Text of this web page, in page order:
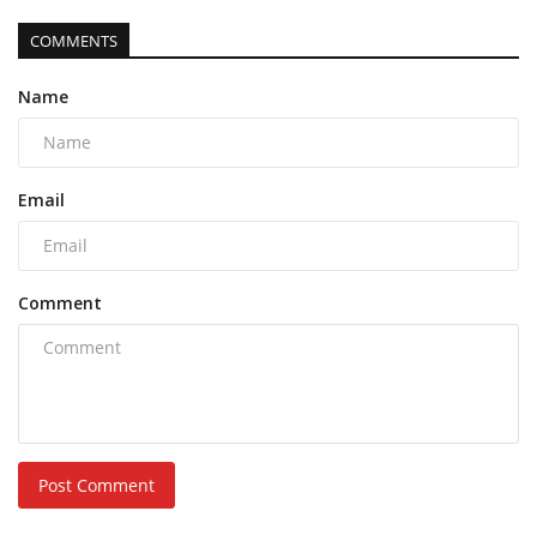
COMMENTS
Name
Email
Comment
Post Comment